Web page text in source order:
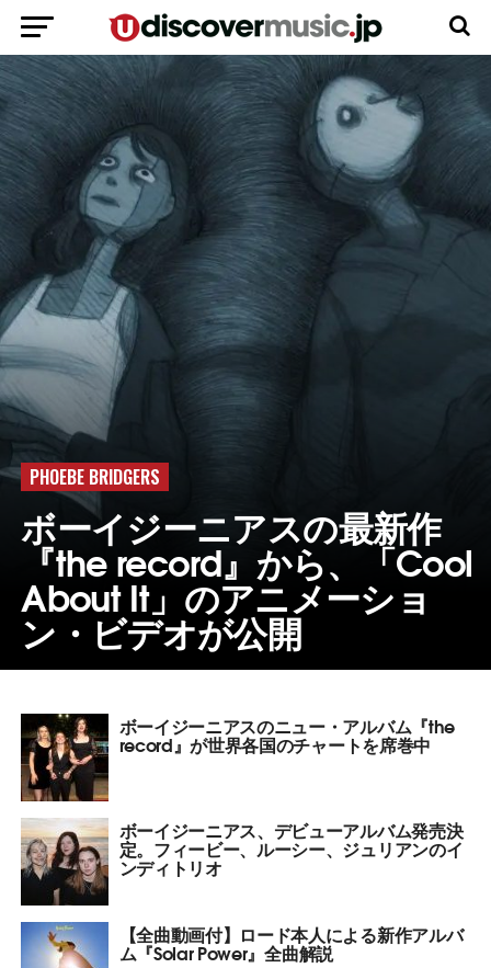
PHOEBE BRIDGERS
ボーイジーニアスの最新作
『the record』から、「Cool
About It」のアニメーショ
ン・ビデオが公開
ボーイジーニアスのニュー・アルバム『the
record』が世界各国のチャートを席巻中
ボーイジーニアス、デビューアルバム発売決
定。フィービー、ルーシー、ジュリアンのイ
ンディトリオ
【全曲動画付】ロード本人による新作アルバ
ム『Solar Power』全曲解説